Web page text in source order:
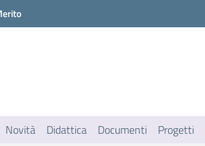
Novità Didattica Documenti Progetti